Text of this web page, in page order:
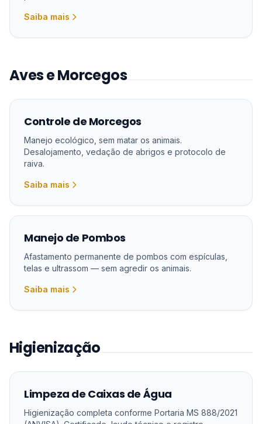
Saiba mais
Aves e Morcegos
Controle de Morcegos
Manejo ecológico, sem matar os animais.
Desalojamento, vedação de abrigos e protocolo de
raiva.
Saiba mais
Manejo de Pombos
Afastamento permanente de pombos com espículas,
telas e ultrassom — sem agredir os animais.
Saiba mais
Higienização
Limpeza de Caixas de Água
Higienização completa conforme Portaria MS 888/2021